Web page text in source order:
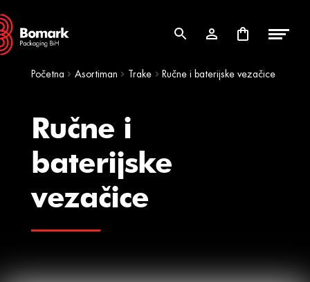
Skip
to
navigation
Skip
to
content
Početna Asortiman Trake Ručne i baterijske vezačice
Ručne i
baterijske
vezačice